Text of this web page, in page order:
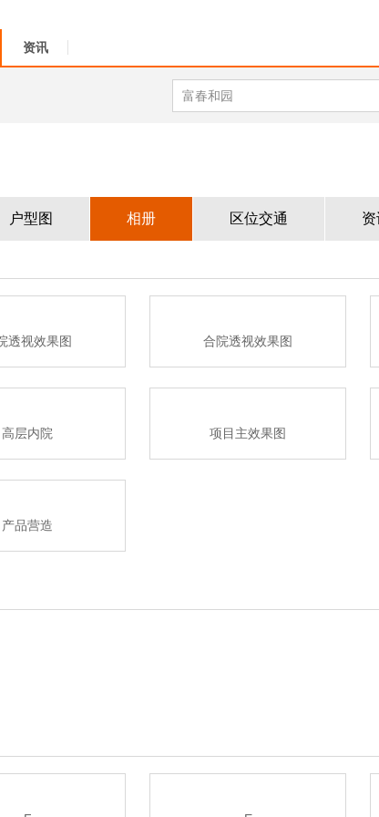
资讯
户型图 相册 区位交通
透视效果图 合院透视效果图
高层内院 项目主效果图
产品营造